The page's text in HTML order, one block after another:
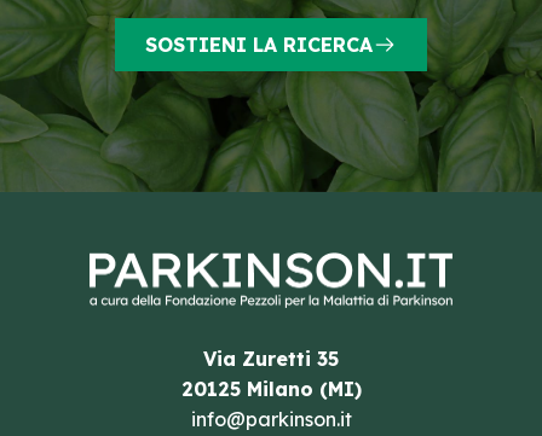
SOSTIENI LA RICERCA
Via Zuretti 35
20125 Milano (MI)
info@parkinson.it